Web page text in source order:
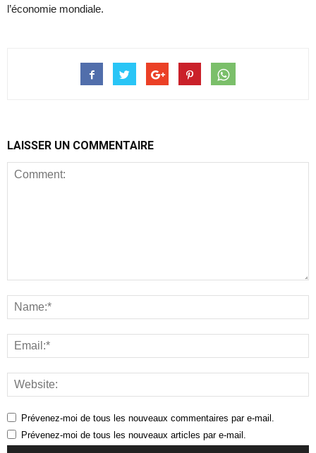
l’économie mondiale.
LAISSER UN COMMENTAIRE
Prévenez-moi de tous les nouveaux commentaires par e-mail.
Prévenez-moi de tous les nouveaux articles par e-mail.